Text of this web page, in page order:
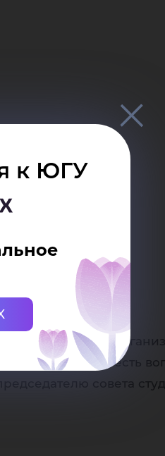
к ЮГУ
общественных
городок». Если есть
совета